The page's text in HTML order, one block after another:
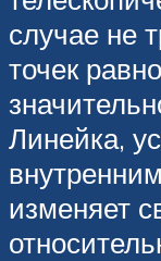
случае не
точек
Линейка,
изменяет